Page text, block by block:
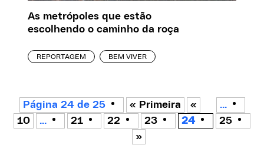
As metrópoles que estão
escolhendo o caminho da roça
REPORTAGEM BEM VIVER
Página 24 de 25 « Primeira «
...
10
... 21 22 23 24
25
»